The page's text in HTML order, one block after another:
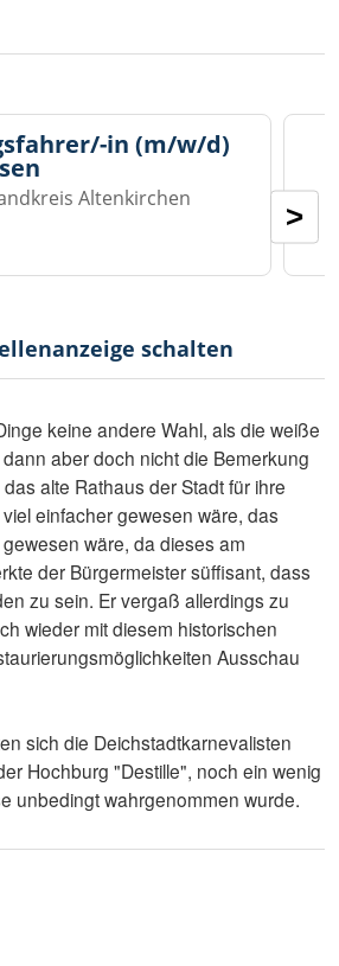
in (m/w/d)
Altenkirchen
>
schalten
keine andere Wahl, als die weiße
aber doch nicht die Bemerkung
alte Rathaus der Stadt für ihre
einfacher gewesen wäre, das
wäre, da dieses am
der Bürgermeister süffisant, dass
zu sein. Er vergaß allerdings zu
wieder mit diesem historischen
Ausschau
sich die Deichstadtkarnevalisten
Hochburg "Destille", noch ein wenig
unbedingt wahrgenommen wurde.